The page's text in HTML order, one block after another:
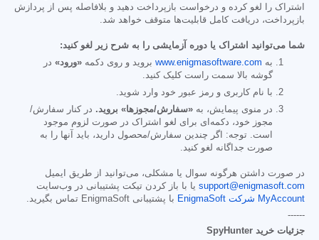
اشتراک را لغو کرده و درخواست بازپرداخت دهید و بلافاصله پس از پردازش
بازپرداخت، دریافت کامل قابلیت‌ها متوقف خواهد شد.
شما می‌توانید اشتراک یا دوره آزمایشی را به شرح زیر لغو کنید:
به www.enigmasoftware.com بروید و روی دکمه «ورود» در
گوشه بالا سمت راست کلیک کنید.
با نام کاربری و رمز عبور خود وارد شوید.
در منوی پیمایش، به «سفارش/مجوزها» بروید. در کنار سفارش/
مجوز خود، دکمه‌ای برای لغو اشتراک در صورت لزوم موجود
است. توجه: اگر چندین سفارش/محصول دارید، باید آنها را به
صورت جداگانه لغو کنید.
در صورت داشتن هرگونه سوال یا مشکلی، می‌توانید از طریق ایمیل
support@enigmasoft.com یا با باز کردن تیکت پشتیبانی در وب‌سایت
MyAccount شرکت EnigmaSoft
با پشتیبانی EnigmaSoft تماس بگیرید.
------
جزئیات خرید SpyHunter